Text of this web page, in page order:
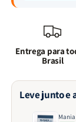
Entrega para
Brasil
Leve junto e